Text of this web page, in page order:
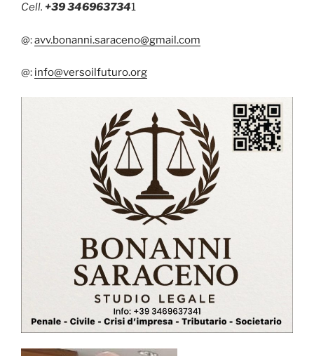
Cell. +39 3469637341
@:avv.bonanni.saraceno@gmail.com
@: info@versoilfuturo.org